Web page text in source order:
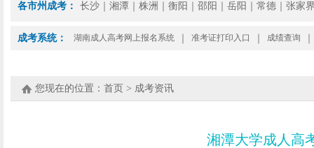
各市州成考： 长沙 湘潭 株洲 衡阳 邵阳 岳阳 常德 张家
成考系统： 湖南成人高考网上报名系统 准考证打印入口 成绩查询
您现在的位置： 首页 > 成考资讯
湘潭大学成人高